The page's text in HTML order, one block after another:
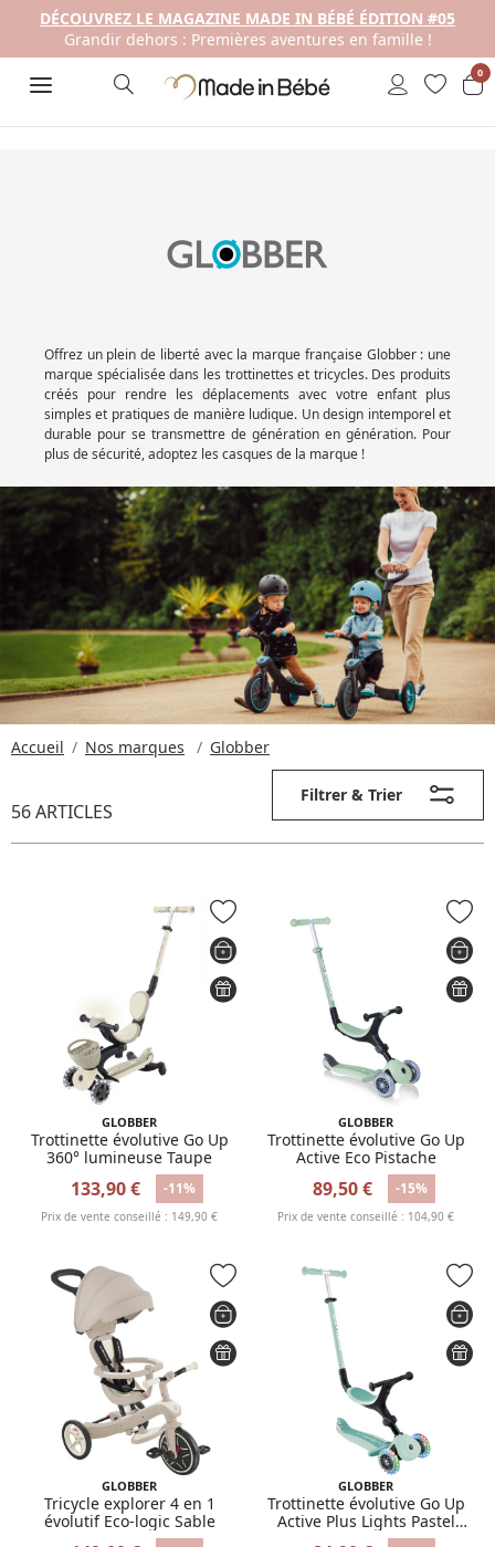
DÉCOUVREZ LE MAGAZINE MADE IN BÉBÉ ÉDITION #05
Grandir dehors : Premières aventures en famille !
0
Offrez un plein de liberté avec la marque française Globber : une
marque spécialisée dans les trottinettes et tricycles. Des produits
créés pour rendre les déplacements avec votre enfant plus
simples et pratiques de manière ludique. Un design intemporel et
durable pour se transmettre de génération en génération. Pour
plus de sécurité, adoptez les casques de la marque !
Accueil Nos marques Globber
56 ARTICLES
Filtrer & Trier
GLOBBER
Trottinette évolutive Go Up
360° lumineuse Taupe
133,90 € -11%
Prix de vente conseillé : 149,90 €
GLOBBER
Trottinette évolutive Go Up
Active Eco Pistache
89,50 € -15%
Prix de vente conseillé : 104,90 €
GLOBBER
Tricycle explorer 4 en 1
évolutif Eco-logic Sable
GLOBBER
Trottinette évolutive Go Up
Active Plus Lights Pastel
menthe et menthe foncée